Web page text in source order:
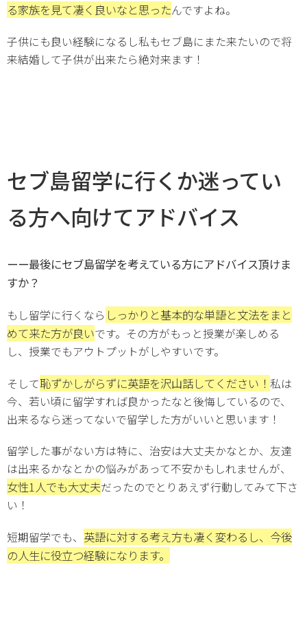
る家族を見て凄く良いなと思ったんですよね。
子供にも良い経験になるし私もセブ島にまた来たいので将
来結婚して子供が出来たら絶対来ます！
セブ島留学に行くか迷ってい
る方へ向けてアドバイス
ーー最後にセブ島留学を考えている方にアドバイス頂けま
すか？
もし留学に行くなら しっかりと基本的な単語と文法をまと
めて来た方が良いです。その方がもっと授業が楽しめる
し、授業でもアウトプットがしやすいです。
そして恥ずかしがらずに英語を沢山話してください！ 私は
今、若い頃に留学すれば良かったなと後悔しているので、
出来るなら迷ってないで留学した方がいいと思います！
留学した事がない方は特に、治安は大丈夫かなとか、友達
は出来るかなとかの悩みがあって不安かもしれませんが、
女性1人でも大丈夫だったのでとりあえず行動してみて下さ
い！
短期留学でも、 英語に対する考え方も凄く変わるし、今後
の人生に役立つ経験になります。